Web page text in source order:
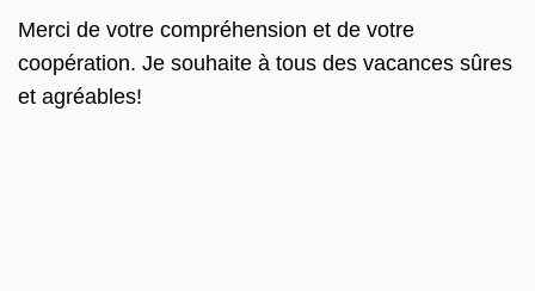
Merci de votre compréhension et de votre
coopération. Je souhaite à tous des vacances sûres
et agréables!